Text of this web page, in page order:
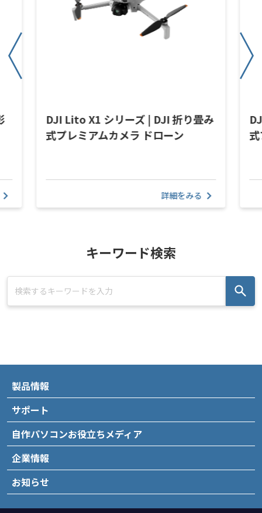
DJI Lito X1 シリーズ | DJI 折り畳み
式プレミアムカメラ ドローン
詳細をみる
キーワード検索
製品情報
サポート
自作パソコンお役立ちメディア
企業情報
お知らせ